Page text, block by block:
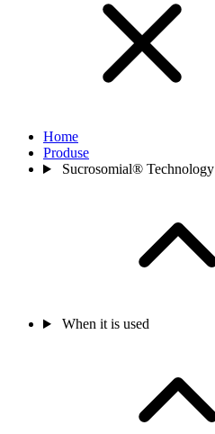
Home
Produse
Sucrosomial® Technology
When it is used